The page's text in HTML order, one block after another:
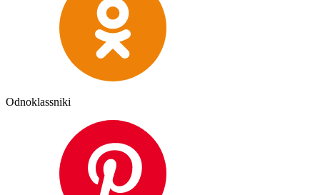
Odnoklassniki